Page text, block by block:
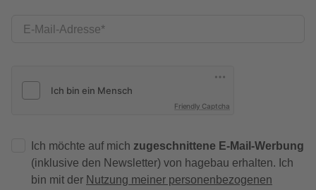
E-Mail-Adresse
Friendly Captcha
Ich möchte auf mich zugeschnittene E-Mail-Werbung
(inklusive den Newsletter) von hagebau erhalten. Ich
bin mit der Nutzung meiner personenbezogenen